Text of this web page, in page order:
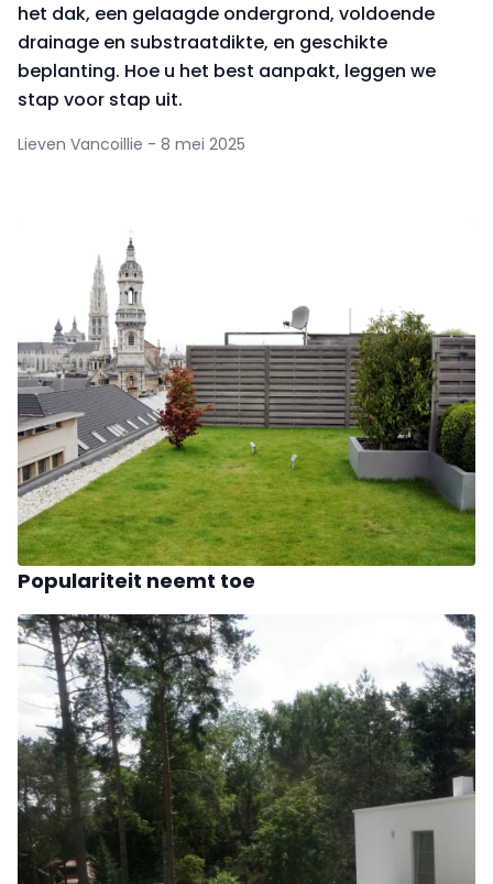
het dak, een gelaagde ondergrond, voldoende
drainage en substraatdikte, en geschikte
beplanting. Hoe u het best aanpakt, leggen we
stap voor stap uit.
Lieven Vancoillie - 8 mei 2025
Populariteit neemt toe